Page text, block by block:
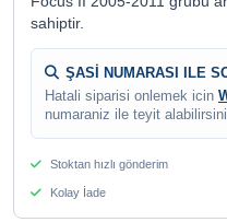
sahiptir.
ŞASİ NUMARASI ILE
Hatali siparisi onlemek icin
numaraniz ile teyit
Stoktan hızlı gönderim
Kolay İade